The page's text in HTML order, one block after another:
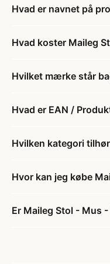
Hvad er navnet på
Hvad koster Maileg
Hvilket mærke står
Hvad er EAN /
Hvilken kategori
Hvor kan jeg købe
Er Maileg Stol - Mus